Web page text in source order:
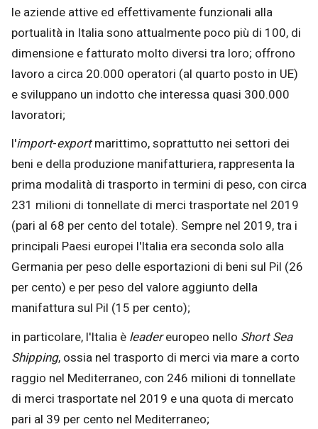
le aziende attive ed effettivamente funzionali alla
portualità in Italia sono attualmente poco più di 100, di
dimensione e fatturato molto diversi tra loro; offrono
lavoro a circa 20.000 operatori (al quarto posto in UE)
e sviluppano un indotto che interessa quasi 300.000
lavoratori;
l'import-exportmarittimo, soprattutto nei settori dei
beni e della produzione manifatturiera, rappresenta la
prima modalità di trasporto in termini di peso, con circa
231 milioni di tonnellate di merci trasportate nel 2019
(pari al 68 per cento del totale). Sempre nel 2019, tra i
principali Paesi europei l'Italia era seconda solo alla
Germania per peso delle esportazioni di beni sul Pil (26
per cento) e per peso del valore aggiunto della
manifattura sul Pil (15 per cento);
in particolare, l'Italia è leadereuropeo nello Short Sea
Shipping, ossia nel trasporto di merci via mare a corto
raggio nel Mediterraneo, con 246 milioni di tonnellate
di merci trasportate nel 2019 e una quota di mercato
pari al 39 per cento nel Mediterraneo;